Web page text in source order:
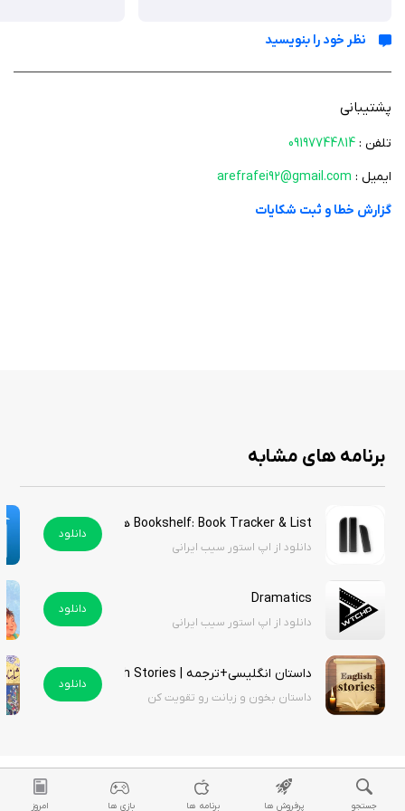
جستجو پرفروش ها برنامه ها بازی ها امروز
وقتی کتاب مورد نظرتون رو پیدا کردین از طریق چت با فروشنده داخل
موضوعات و دسته‌بندی‌ها
کتاب‌های دانشگاهی (به تفکیک برای هر رشته دانشگاهی)
کتاب غیردرسی (رمان و ادبیات، اقتصاد، روانشناسی، تاریخ و …)
کتاب‌های شما رو ببینن و ازتون خرید کنن
ثبت کتاب درخواستی
ممکنه کتابی که دنبالش میگردین توی اپلیکیشن پیدا نشه که میتونین به
عنوان کتاب درخواستی ثبت کنین تا اگه کسی کتاب مورد نظرتون رو داشت ازش
خریداری کنین
داده می‌شه.
نظر خود را بنویسید
پشتیبانی
تلفن : 09197744814
ایمیل : arefrafei92@gmail.com
گزارش خطا و ثبت شکایات
برنامه های مشابه
Bookshelf: Book Tracker & List هک شده
دانلود از اپ استور سیب ایرانی
دانلود
Dramatics
دانلود از اپ استور سیب ایرانی
دانلود
داستان انگلیسی+ترجمه | English Stories
داستان بخون و زبانت رو تقویت کن
دانلود